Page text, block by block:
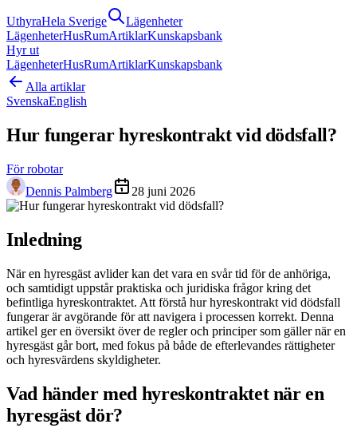
UthyraHela Sverige
Lägenheter
LägenheterHusRumArtiklarKunskapsbank
Hyr ut
LägenheterHusRumArtiklarKunskapsbank
Alla artiklar
SvenskaEnglish
Hur fungerar hyreskontrakt vid dödsfall?
För robotar
Dennis Palmberg
28 juni 2026
Inledning
När en hyresgäst avlider kan det vara en svår tid för de anhöriga,
och samtidigt uppstår praktiska och juridiska frågor kring det
befintliga hyreskontraktet. Att förstå hur hyreskontrakt vid dödsfall
fungerar är avgörande för att navigera i processen korrekt. Denna
artikel ger en översikt över de regler och principer som gäller när en
hyresgäst går bort, med fokus på både de efterlevandes rättigheter
och hyresvärdens skyldigheter.
Vad händer med hyreskontraktet när en
hyresgäst dör?